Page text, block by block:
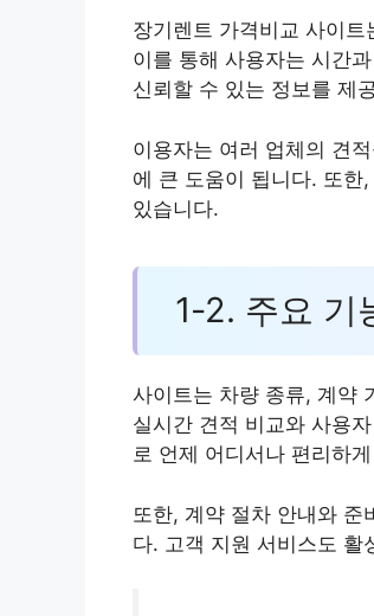
장기렌트 가격비교 사이
이를 통해 사용자는 시간
신뢰할 수 있는 정보를 제
이용자는 여러 업체의 견
에 큰 도움이 됩니다. 또한
있습니다.
1-2. 주요 기
사이트는 차량 종류, 계약
실시간 견적 비교와 사용
로 언제 어디서나 편리하
또한, 계약 절차 안내와 준
다. 고객 지원 서비스도 활